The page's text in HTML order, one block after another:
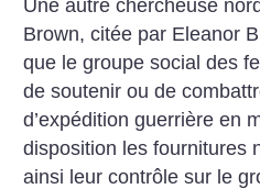
Une autre chercheuse
Brown, citée par Eleanor
que le groupe social des
de soutenir ou de
d’expédition guerrière en
disposition les fournitures
ainsi leur contrôle sur le